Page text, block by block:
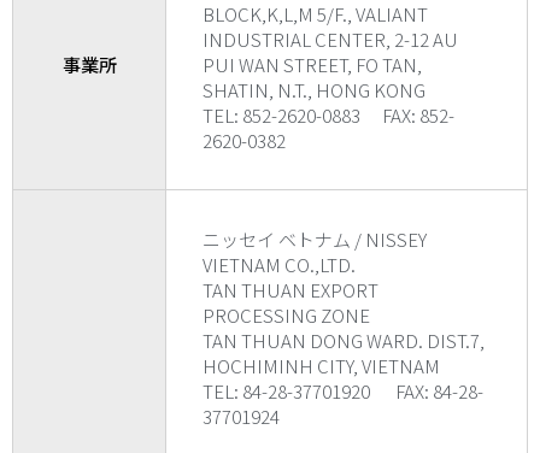
事業所
BLOCK,K,L,M 5/F., VALIANT
INDUSTRIAL CENTER, 2-12 AU
PUI WAN STREET, FO TAN,
SHATIN, N.T., HONG KONG
TEL: 852-2620-0883 FAX: 852-
2620-0382
ニッセイ ベトナム / NISSEY
VIETNAM CO.,LTD.
TAN THUAN EXPORT
PROCESSING ZONE
TAN THUAN DONG WARD. DIST.7,
HOCHIMINH CITY, VIETNAM
TEL: 84-28-37701920 FAX: 84-28-
37701924